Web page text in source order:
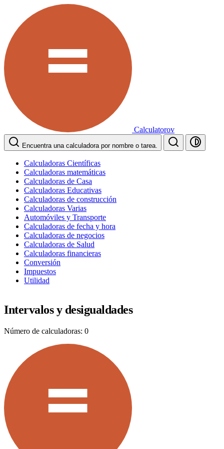
Calculatorov
Encuentra una calculadora por nombre o tarea.
Calculadoras Científicas
Calculadoras matemáticas
Calculadoras de Casa
Calculadoras Educativas
Calculadoras de construcción
Calculadoras Varias
Automóviles y Transporte
Calculadoras de fecha y hora
Calculadoras de negocios
Calculadoras de Salud
Calculadoras financieras
Conversión
Impuestos
Utilidad
Intervalos y desigualdades
Número de calculadoras: 0